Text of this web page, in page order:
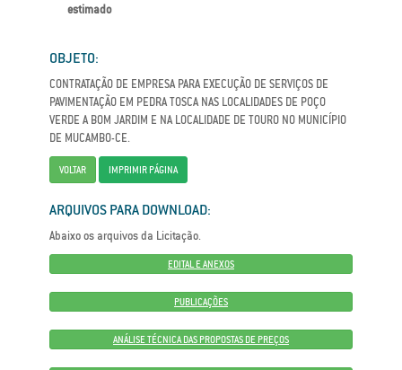
estimado
OBJETO:
CONTRATAÇÃO DE EMPRESA PARA EXECUÇÃO DE SERVIÇOS DE
PAVIMENTAÇÃO EM PEDRA TOSCA NAS LOCALIDADES DE POÇO
VERDE A BOM JARDIM E NA LOCALIDADE DE TOURO NO MUNICÍPIO
DE MUCAMBO-CE.
VOLTAR IMPRIMIR PÁGINA
ARQUIVOS PARA DOWNLOAD:
Abaixo os arquivos da Licitação.
EDITAL E ANEXOS
PUBLICAÇÕES
ANÁLISE TÉCNICA DAS PROPOSTAS DE PREÇOS